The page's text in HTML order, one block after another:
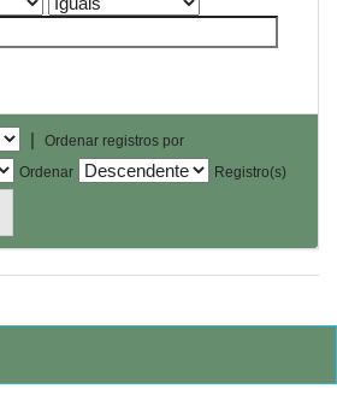
|
Ordenar registros por
Ordenar
Registro(s)